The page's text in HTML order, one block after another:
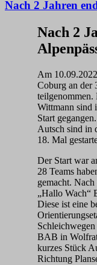
Nach 2 Jahren
Nach 2
Am
Coburg an der
Wittmann sind
Start
Autsch sind in
18. Mal
Der Start war
28 Teams
gemacht.
„Hallo Wach“
Diese ist eine
BAB in
kurzes Stück
Richtung